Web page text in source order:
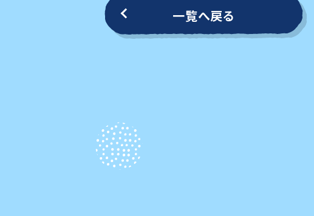
一覧へ戻る